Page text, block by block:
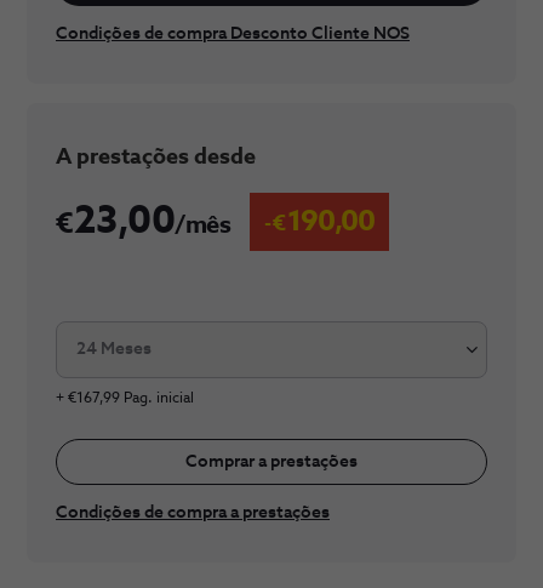
Condições de compra Desconto Cliente NOS
​A prestaç​​​ões desde
23,00/mês 190,00
24 Meses
+ €167,99 Pag. inicial
Comprar a prestações
Condições de compra a prestações